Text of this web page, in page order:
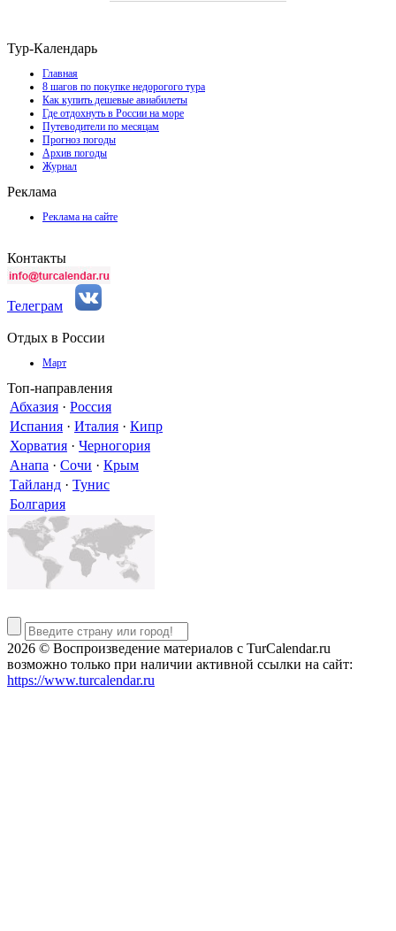
Тур-Календарь
Главная
8 шагов по покупке недорогого тура
Как купить дешевые авиабилеты
Где отдохнуть в России на море
Путеводители по месяцам
Прогноз погоды
Архив погоды
Журнал
Реклама
Реклама на сайте
Контакты
Телеграм
Отдых в России
Март
Топ-направления
Абхазия · Россия
Испания · Италия · Кипр
Хорватия · Черногория
Анапа · Сочи · Крым
Тайланд · Тунис
Болгария
2026 © Воспроизведение материалов c TurCalendar.ru
возможно только при наличии активной ссылки на сайт:
https://www.turcalendar.ru